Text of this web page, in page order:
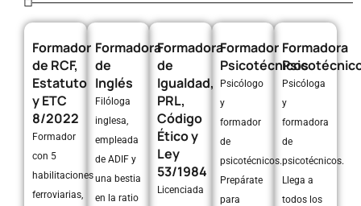
Formador
de RCF,
Estatuto
y ETC
8/2022
Formador
con 5
habilitaciones
ferroviarias,
Formadora
de
Inglés
Filóloga
inglesa,
empleada
de ADIF y
una bestia
en la ratio
Formadora
de
Igualdad,
PRL,
Código
Ético y
Ley
53/1984
Licenciada
Formador
Psicotécnicos
Psicólogo
y
formador
de
psicotécnicos.
Prepárate
para
Formadora
Psicóloga
y
formadora
de
psicotécnicos.
Llega a
todos los